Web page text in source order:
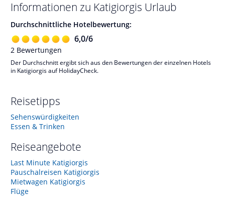
Informationen zu Katigiorgis Urlaub
Durchschnittliche Hotelbewertung:
6,0/6
2 Bewertungen
Der Durchschnitt ergibt sich aus den Bewertungen der einzelnen Hotels
in Katigiorgis auf HolidayCheck.
Reisetipps
Sehenswürdigkeiten
Essen & Trinken
Reiseangebote
Last Minute Katigiorgis
Pauschalreisen Katigiorgis
Mietwagen Katigiorgis
Flüge